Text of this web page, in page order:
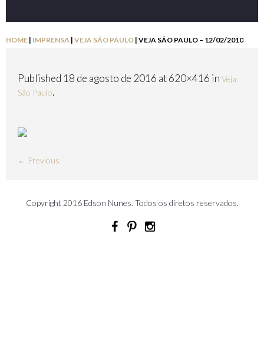
HOME | IMPRENSA | VEJA SÃO PAULO | VEJA SÃO PAULO – 12/02/2010
Published 18 de agosto de 2016 at 620×416 in Veja
São Paulo.
← Previous
Copyright 2016 Edson Nunes. Todos os diretos reservados.